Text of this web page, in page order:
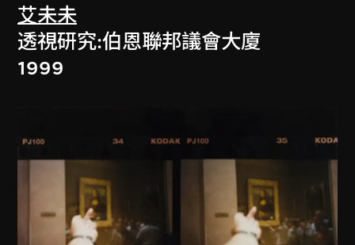
艾未未
透視研究:伯恩聯邦議會大廈
1999